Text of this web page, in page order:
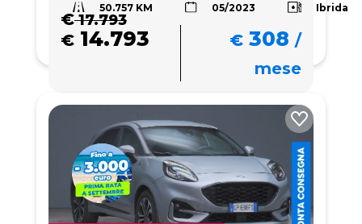
50.757 KM 05/2023 Ibrida
€17.793
€ 14.793 € 308 /
mese